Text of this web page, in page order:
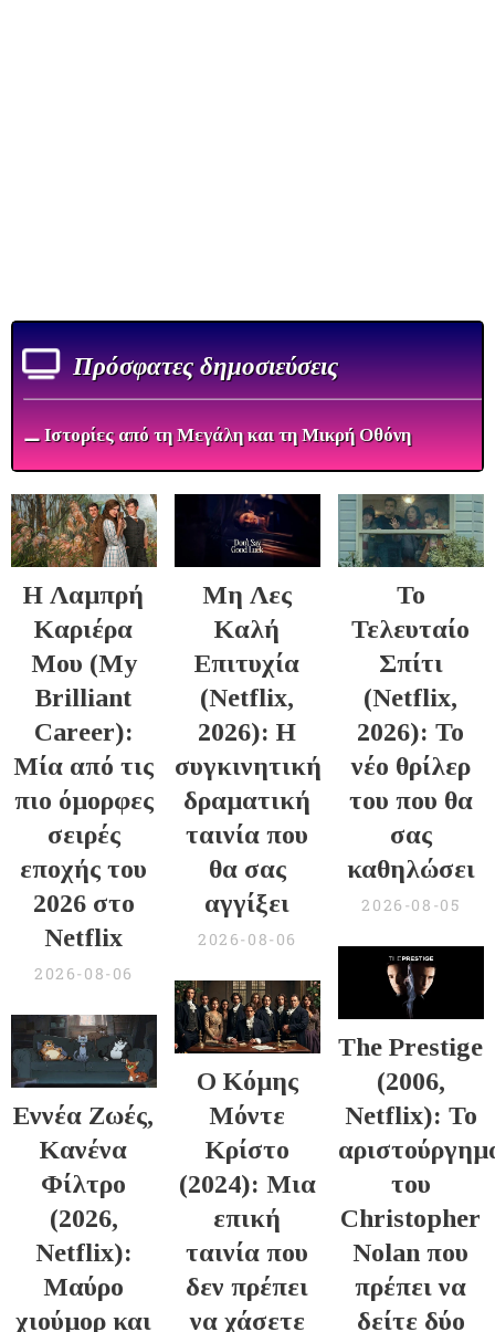
Πρόσφατες δημοσιεύσεις
⚊ Ιστορίες από τη Μεγάλη και τη Μικρή Οθόνη
Η Λαμπρή
Καριέρα
Μου (My
Brilliant
Career):
Μία από τις
πιο όμορφες
σειρές
εποχής του
2026 στο
Netflix
2026-08-06
Μη Λες
Καλή
Επιτυχία
(Netflix,
2026): Η
συγκινητική
δραματική
ταινία που
θα σας
αγγίξει
2026-08-06
Το
Τελευταίο
Σπίτι
(Netflix,
2026): Το
νέο θρίλερ
του που θα
σας
καθηλώσει
2026-08-05
Εννέα Ζωές,
Κανένα
Φίλτρο
(2026,
Netflix):
Μαύρο
χιούμορ και
Ο Κόμης
Μόντε
Κρίστο
(2024): Μια
επική
ταινία που
δεν πρέπει
να χάσετε
The Prestige
(2006,
Netflix): Το
του
Christopher
Nolan που
πρέπει να
δείτε δύο